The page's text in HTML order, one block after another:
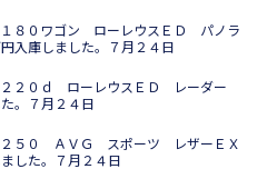
８０ワゴン ローレウスＥＤ パノラ
庫しました。７月２４日
２０ｄ ローレウスＥＤ レーダー
。７月２４日
５０ ＡＶＧ スポーツ レザーＥＸ
した。７月２４日